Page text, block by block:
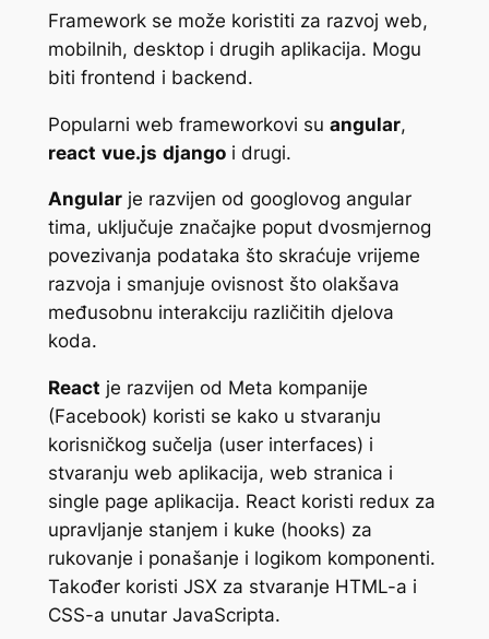
Framework se može koristiti za razvoj web,
mobilnih, desktop i drugih aplikacija. Mogu
biti frontend i backend.
Popularni web frameworkovi su angular,
react vue.js djangoi drugi.
Angularje razvijen od googlovog angular
tima, uključuje značajke poput dvosmjernog
povezivanja podataka što skraćuje vrijeme
razvoja i smanjuje ovisnost što olakšava
međusobnu interakciju različitih djelova
koda.
React je razvijen od Meta kompanije
(Facebook) koristi se kako u stvaranju
korisničkog sučelja (user interfaces) i
stvaranju web aplikacija, web stranica i
single page aplikacija. React koristi redux za
upravljanje stanjem i kuke (hooks) za
rukovanje i ponašanje i logikom komponenti.
Također koristi JSX za stvaranje HTML-a i
CSS-a unutar JavaScripta.